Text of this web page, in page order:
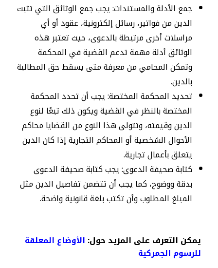
جمع الأدلة والمستندات: يجب جمع الوثائق التي تثبت
الدين من فواتير، رسائل إلكترونية، عقود أو أي
مراسلات أخرى مرتبطة بالدعوى، حيث تعتبر هذه
الوثائق أدلة مهمة تدعم القضية في المحكمة
وتمكن المحامي من معرفة متى يسقط حق المطالبة
بالدين.
تحديد المحكمة المختصة: يجب أن تحدد المحكمة
المختصة بالنظر في القضية ويكون ذلك تبعًا لنوع
الدين وقيمته، وتتولى هذا النوع من القضايا محاكم
الأحوال الشخصية أو المحاكم التجارية إذا كان الدين
يتعلق بأعمال تجارية.
كتابة صحيفة الدعوى: يجب كتابة صحيفة الدعوى
بدقة ووضوح، كما يجب أن تتضمن تفاصيل الدين مثل
المبلغ المطلوب وأن تكتب بلغة قانونية واضحة.
يمكن التعرف على المزيد حول: الأوضاع المعلقة
للرسوم الجمركية